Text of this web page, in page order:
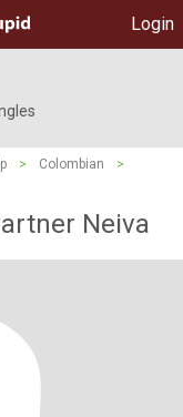
Login
> Colombian
>
Neiva